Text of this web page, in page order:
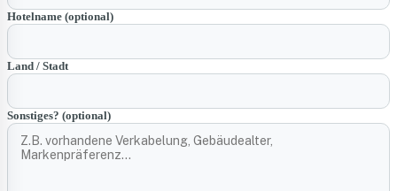
Hotelname (optional)
Land / Stadt
Sonstiges? (optional)